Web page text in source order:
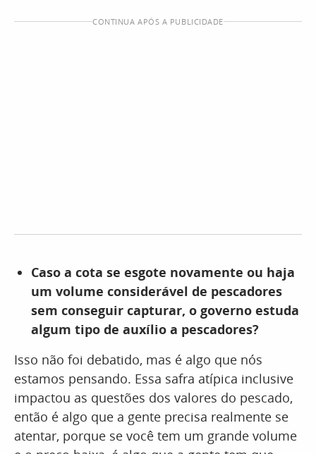
CONTINUA APÓS A PUBLICIDADE
Caso a cota se esgote novamente ou haja
um volume considerável de pescadores
sem conseguir capturar, o governo estuda
algum tipo de auxílio a pescadores?
Isso não foi debatido, mas é algo que nós
estamos pensando. Essa safra atípica inclusive
impactou as questões dos valores do pescado,
então é algo que a gente precisa realmente se
atentar, porque se você tem um grande volume